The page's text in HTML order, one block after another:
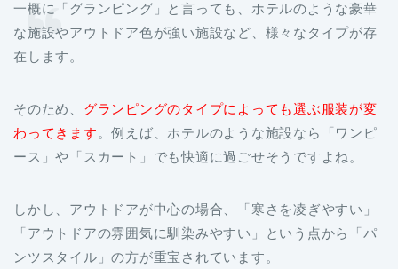
一概に「グランピング」と言っても、ホテルのような豪華
な施設やアウトドア色が強い施設など、様々なタイプが存
在します。
そのため、 グランピングのタイプによっても選ぶ服装が変
わってきます 。例えば、ホテルのような施設なら「ワンピ
ース」や「スカート」でも快適に過ごせそうですよね。
しかし、アウトドアが中心の場合、「寒さを凌ぎやすい」
「アウトドアの雰囲気に馴染みやすい」という点から「パ
ンツスタイル」の方が重宝されています。